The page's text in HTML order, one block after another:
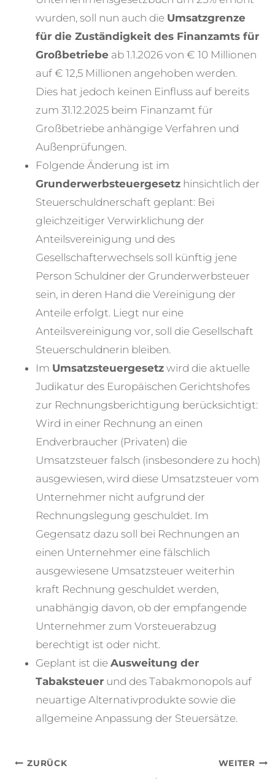
wurden, soll nun auch die Umsatzgrenze
für die Zuständigkeit des Finanzamts für
Großbetriebe ab 1.1.2026 von € 10 Millionen
auf € 12,5 Millionen angehoben werden.
Dies hat jedoch keinen Einfluss auf bereits
zum 31.12.2025 beim Finanzamt für
Großbetriebe anhängige Verfahren und
Außenprüfungen.
Folgende Änderung ist im
Grunderwerbsteuergesetz hinsichtlich der
Steuerschuldnerschaft geplant: Bei
gleichzeitiger Verwirklichung der
Anteilsvereinigung und des
Gesellschafterwechsels soll künftig jene
Person Schuldner der Grunderwerbsteuer
sein, in deren Hand die Vereinigung der
Anteile erfolgt. Liegt nur eine
Anteilsvereinigung vor, soll die Gesellschaft
Steuerschuldnerin bleiben.
Im Umsatzsteuergesetz wird die aktuelle
Judikatur des Europäischen Gerichtshofes
zur Rechnungsberichtigung berücksichtigt:
Wird in einer Rechnung an einen
Endverbraucher (Privaten) die
Umsatzsteuer falsch (insbesondere zu hoch)
ausgewiesen, wird diese Umsatzsteuer vom
Unternehmer nicht aufgrund der
Rechnungslegung geschuldet. Im
Gegensatz dazu soll bei Rechnungen an
einen Unternehmer eine fälschlich
ausgewiesene Umsatzsteuer weiterhin
kraft Rechnung geschuldet werden,
unabhängig davon, ob der empfangende
Unternehmer zum Vorsteuerabzug
berechtigt ist oder nicht.
Geplant ist die Ausweitung der
Tabaksteuer und des Tabakmonopols auf
neuartige Alternativprodukte sowie die
allgemeine Anpassung der Steuersätze.
Beitragsnavigation
ZURÜCK WEITER